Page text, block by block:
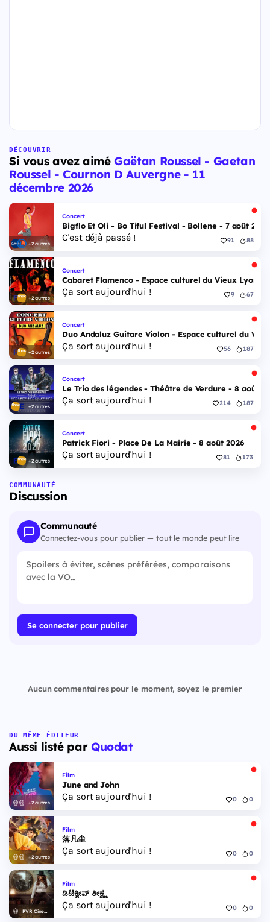
DÉCOUVRIR
Si vous avez aiméGaëtan Roussel - Gaetan
Roussel - Cournon D Auvergne - 11
décembre 2026
+2 autres
Concert
Bigflo Et Oli - Bo Tiful Festival - Bollene - 7 août 2026
C'est déjà passé ! 91 88
+2 autres
Concert
Cabaret Flamenco - Espace culturel du Vieux Lyon -
Ça sort aujourd'hui ! 9 67
+2 autres
Concert
Duo Andaluz Guitare Violon - Espace culturel du
Ça sort aujourd'hui ! 56 187
+2 autres
Concert
Le Trio des légendes - Théâtre de Verdure - 8 août
Ça sort aujourd'hui ! 214 187
+2 autres
Concert
Patrick Fiori - Place De La Mairie - 8 août 2026
Ça sort aujourd'hui ! 81 173
COMMUNAUTÉ
Discussion
Communauté
Connectez-vous pour publier — tout le monde peut lire
Se connecter pour publier
Aucun commentaires pour le moment, soyez le premier
DU MÊME ÉDITEUR
Aussi listé par Quodat
+2 autres
Film
June and John
Ça sort aujourd'hui ! 0 0
+2 autres
Film
落凡尘
Ça sort aujourd'hui ! 0 0
PVR Cinemas
Film
ಡಿಟೆಕ್ವೀವ್ ತೀಕ್ಷ್ಣ
Ça sort aujourd'hui ! 0 0